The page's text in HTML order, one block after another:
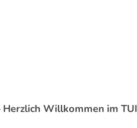
Willkommen im TUI